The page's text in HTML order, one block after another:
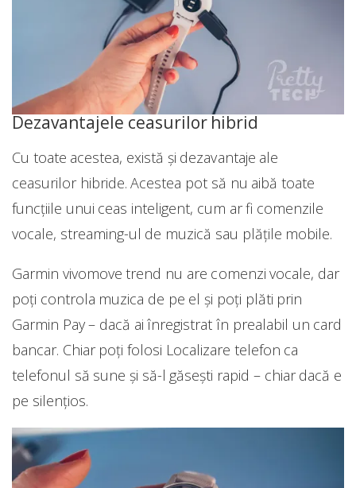
Dezavantajele ceasurilor hibrid
Cu toate acestea, există și dezavantaje ale
ceasurilor hibride. Acestea pot să nu aibă toate
funcțiile unui ceas inteligent, cum ar fi comenzile
vocale, streaming-ul de muzică sau plățile mobile.
Garmin vivomove trend nu are comenzi vocale, dar
poți controla muzica de pe el și poți plăti prin
Garmin Pay – dacă ai înregistrat în prealabil un card
bancar. Chiar poți folosi Localizare telefon ca
telefonul să sune și să-l găsești rapid – chiar dacă e
pe silențios.